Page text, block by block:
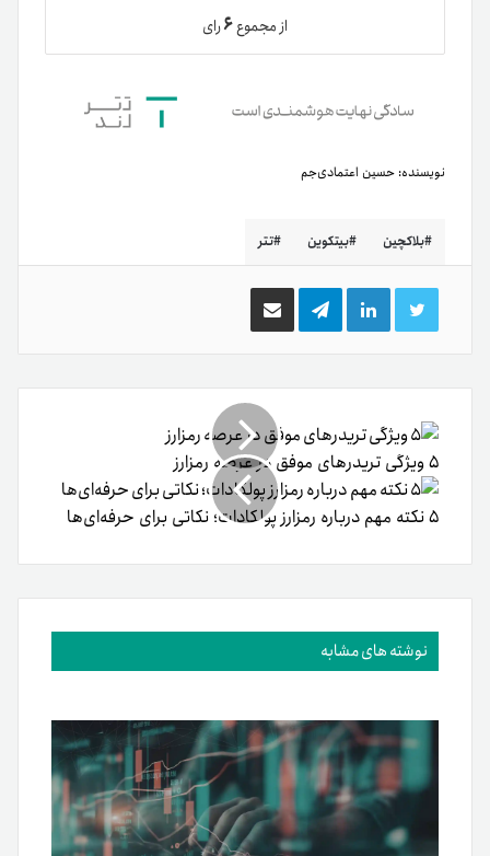
از مجموع۶رای
نویسنده: حسین اعتمادی‌جم
بلاکچین بیتکوین تتر
توییتر لینکدینتلگرام اشتراک
گذاری
ایمیل
۵ ویژگی تریدرهای موفق در عرصه رمزارز
۵ نکته مهم درباره رمزارز پولکادات؛ نکاتی برای حرفه‌ای‌ها
نوشته های مشابه